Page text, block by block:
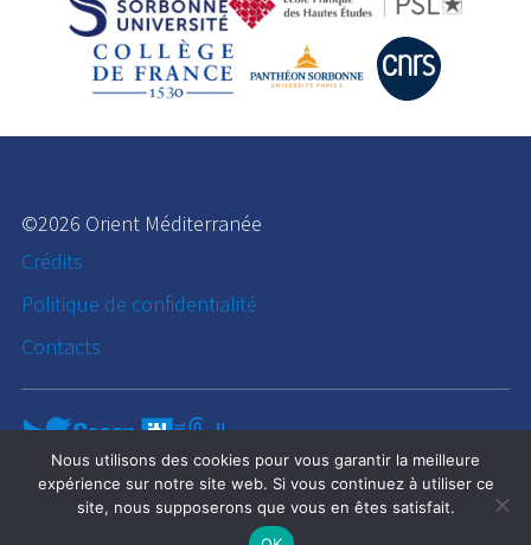
©2026 Orient Méditerranée
Crédits
Politique de confidentialité
Contacts
Nous utilisons des cookies pour vous garantir la meilleure
expérience sur notre site web. Si vous continuez à utiliser ce
site, nous supposerons que vous en êtes satisfait.